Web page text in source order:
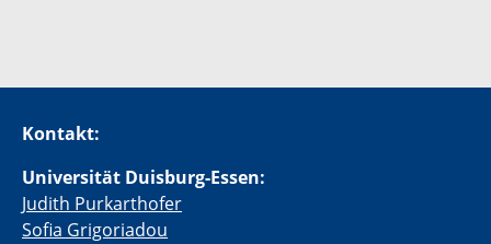
Kontakt:
Universität Duisburg-Essen:
Judith Purkarthofer
Sofia Grigoriadou